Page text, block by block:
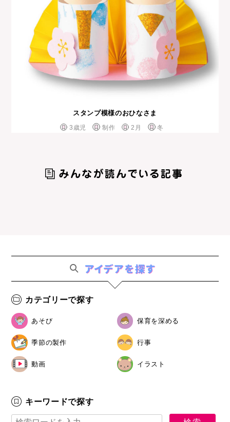
スタンプ模様のおひなさま
3歳児 制作 2月 冬
カテゴリーで探す
あそび 保育を深める
季節の製作 行事
動画 イラスト
キーワードで探す